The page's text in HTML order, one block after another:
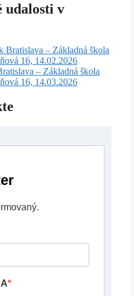
udalosti v
Bratislava – Základná škola
16, 14.02.2026
– Základná škola
16, 14.03.2026